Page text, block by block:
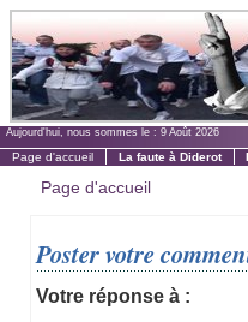
Aujourd'hui, nous sommes le : 9 Août 2026
Page d'accueil La faute à Diderot
Page d'accueil
Poster votre
Votre réponse à :